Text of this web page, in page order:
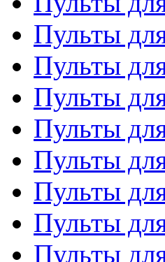
Пульты
Пульты
Пульты
Пульты
Пульты
Пульты
Пульты
Пульты